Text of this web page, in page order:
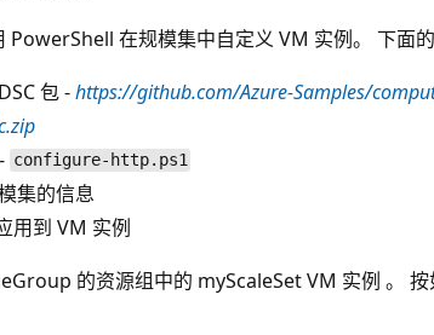
在规模集中自定义 VM 实例。 下面的
包 -https://github.com/Azure-Samples/
configure-http.ps1
集的信息
用到 VM 实例
的资源组中的 myScaleSet VM 实例 。